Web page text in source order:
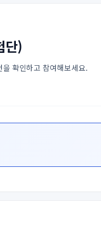
단)
확인하고 참여해보세요.